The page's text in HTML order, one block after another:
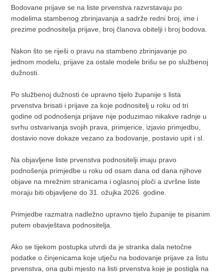
Bodovane prijave se na liste prvenstva razvrstavaju po
modelima stambenog zbrinjavanja a sadrže redni broj, ime i
prezime podnositelja prijave, broj članova obitelji i broj bodova.
Nakon što se riješi o pravu na stambeno zbrinjavanje po
jednom modelu, prijave za ostale modele brišu se po službenoj
dužnosti.
Po službenoj dužnosti će upravno tijelo županije s lista
prvenstva brisati i prijave za koje podnositelj u roku od tri
godine od podnošenja prijave nije poduzimao nikakve radnje u
svrhu ostvarivanja svojih prava, primjerice, izjavio primjedbu,
dostavio nove dokaze vezano za bodovanje, postavio upit i sl.
Na objavljene liste prvenstva podnositelji imaju pravo
podnošenja primjedbe u roku od osam dana od dana njihove
objave na mrežnim stranicama i oglasnoj ploči a izvršne liste
moraju biti objavljene do 31. ožujka 2026. godine.
Primjedbe razmatra nadležno upravno tijelo županije te pisanim
putem obavještava podnositelja.
Ako se tijekom postupka utvrdi da je stranka dala netočne
podatke o činjenicama koje utječu na bodovanje prijave za listu
prvenstva, ona gubi mjesto na listi prvenstva koje je postigla na